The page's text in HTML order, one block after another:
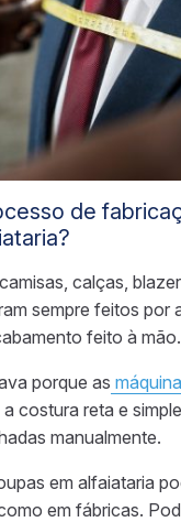
de
calças,
sempre feitos por
feito à mão.
porque as
costura reta e
manualmente.
em alfaiataria
em fábricas.